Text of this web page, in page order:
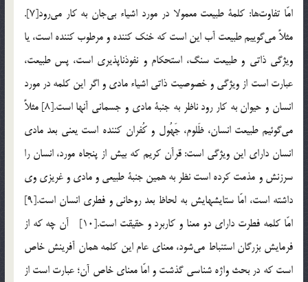
امّا تفاوت‌ها: كلمة طبيعت معمولا در مورد اشياء بي‌جان به كار مي‌رود[7].
مثلاً مي‌گوييم طبيعت آب اين است كه خنك كننده و مرطوب کننده است، يا
ويژگي ذاتي و طبيعت سنگ، استحكام و نفوذناپذيري است، ‌پس طبيعت،
عبارت است از ويژگي و خصوصيت ذاتي اشياء مادي و اگر اين كلمه در مورد
انسان و حيوان به كار رود ناظر به جنبة مادي و جسماني آنها است.[8] مثلاً
مي‌گوئيم طبيعت انسان، ظَلوم، جَهُول و كُفران كننده است يعني بعد مادي
انسان داراي اين ويژگي است: قرآن كريم كه بيش از پنجاه مورد، انسان را
سرزنش و مذمت كرده است نظر به همين جنبة ‌طبيعي و مادي و غريزی وي
داشته است، امّا ستايشهايش به لحاظ بعد روحاني و فطري انسان است.[9]
امّا كلمه فطرت داراي دو معنا و كاربرد و حقيقت است.[10] آن چه كه از
فرمايش بزرگان استنباط مي‌شود، معناي عام اين كلمه همان آفرينش خاص
است كه در بحث واژه شناسي گذشت و امّا معناي خاص آن؛ عبارت است از